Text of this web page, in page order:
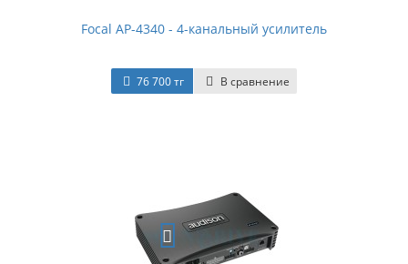
Focal AP-4340 - 4-канальный усилитель
76 700 тг В сравнение